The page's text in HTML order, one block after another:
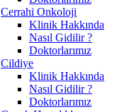
Cerrahi Onkoloji
Klinik Hakkında
Nasıl Gidilir ?
Doktorlarımız
Cildiye
Klinik Hakkında
Nasıl Gidilir ?
Doktorlarımız